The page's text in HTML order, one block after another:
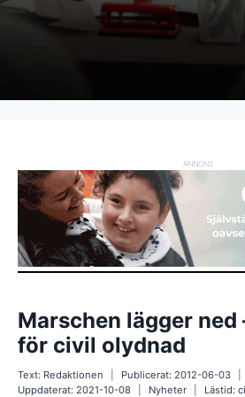
ANNONS
Marschen lägger ned
för civil olydnad
Text: Redaktionen Publicerat: 2012-06-03
Uppdaterat: 2021-10-08 Nyheter Lästid: